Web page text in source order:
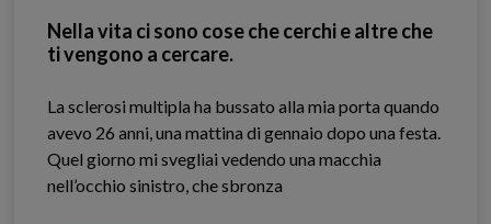
Nella vita ci sono cose che cerchi e altre che
ti vengono a cercare.
La sclerosi multipla ha bussato alla mia porta quando
avevo 26 anni, una mattina di gennaio dopo una festa.
Quel giorno mi svegliai vedendo una macchia
nell’occhio sinistro, che sbronza